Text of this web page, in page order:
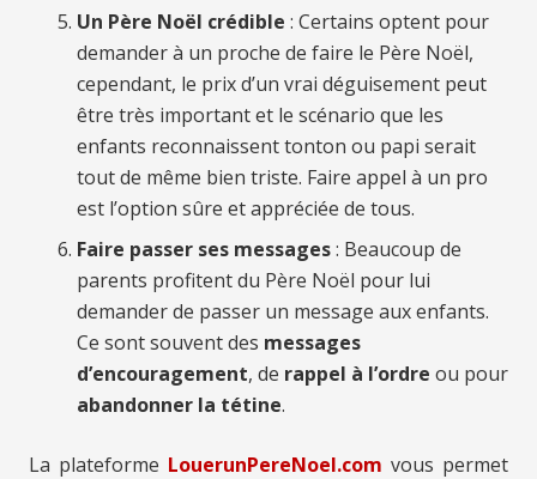
Un Père Noël crédible : Certains optent pour
demander à un proche de faire le Père Noël,
cependant, le prix d’un vrai déguisement peut
être très important et le scénario que les
enfants reconnaissent tonton ou papi serait
tout de même bien triste. Faire appel à un pro
est l’option sûre et appréciée de tous.
Faire passer ses messages: Beaucoup de
parents profitent du Père Noël pour lui
demander de passer un message aux enfants.
Ce sont souvent des messages
d’encouragement, de rappel à l’ordre ou pour
abandonner la tétine.
La plateforme LouerunPereNoel.com vous permet